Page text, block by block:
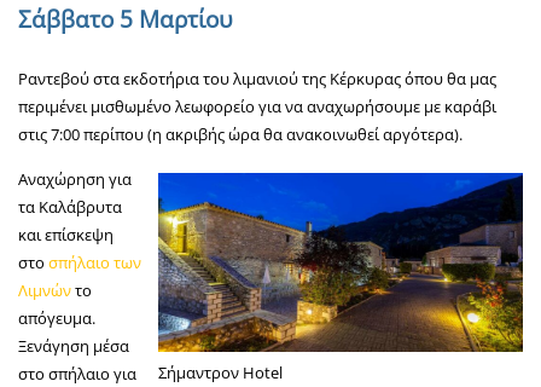
Σάββατο 5 Μαρτίου
Ραντεβού στα εκδοτήρια του λιμανιού της Κέρκυρας όπου θα μας
περιμένει μισθωμένο λεωφορείο για να αναχωρήσουμε με καράβι
στις 7:00 περίπου (η ακριβής ώρα θα ανακοινωθεί αργότερα).
Σήμαντρον Hotel
Αναχώρηση για
τα Καλάβρυτα
και επίσκεψη
στο σπήλαιο των
Λιμνώντο
απόγευμα.
Ξενάγηση μέσα
στο σπήλαιο για